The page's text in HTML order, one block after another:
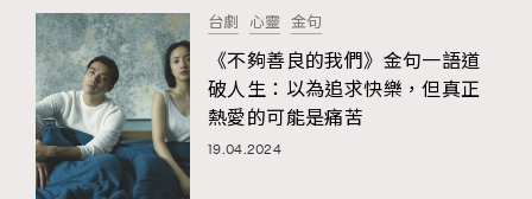
台劇 心靈 金句
《不夠善良的我們》金句一語道
破人生：以為追求快樂，但真正
熱愛的可能是痛苦
19.04.2024